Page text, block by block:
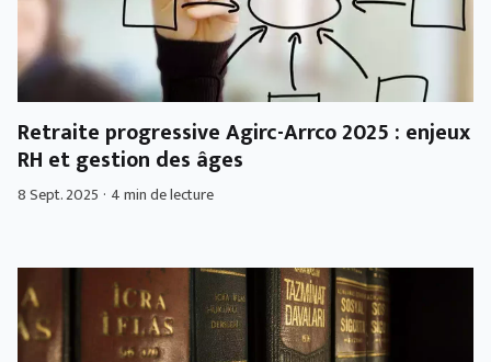
Retraite progressive Agirc-Arrco 2025 : enjeux
RH et gestion des âges
8 Sept. 2025 · 4 min de lecture